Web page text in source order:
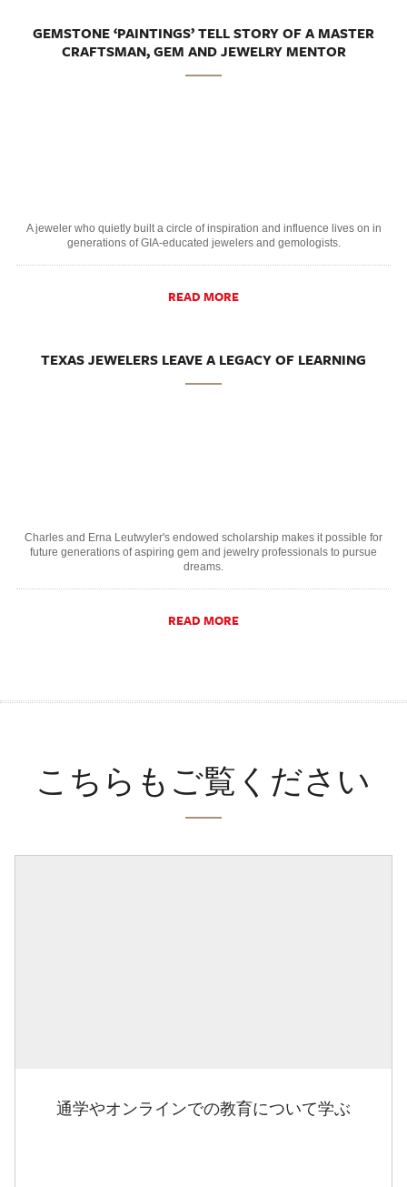
GEMSTONE ‘PAINTINGS’ TELL STORY OF A MASTER
CRAFTSMAN, GEM AND JEWELRY MENTOR
A jeweler who quietly built a circle of inspiration and influence lives on in
generations of GIA-educated jewelers and gemologists.
READ MORE
TEXAS JEWELERS LEAVE A LEGACY OF LEARNING
Charles and Erna Leutwyler's endowed scholarship makes it possible for
future generations of aspiring gem and jewelry professionals to pursue
dreams.
READ MORE
こちらもご覧ください
通学やオンラインでの教育について学ぶ